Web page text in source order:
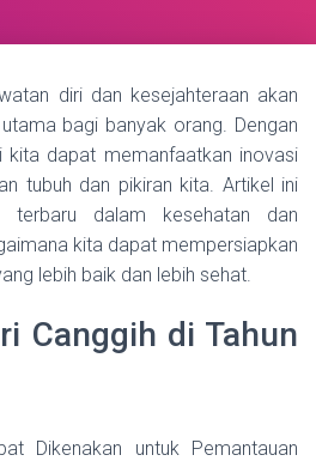
diri dan kesejahteraan akan
bagi banyak orang. Dengan
kita dapat memanfaatkan inovasi
tubuh dan pikiran kita. Artikel ini
terbaru dalam kesehatan dan
kita dapat mempersiapkan
lebih baik dan lebih sehat.
Canggih di Tahun
Dikenakan untuk Pemantauan